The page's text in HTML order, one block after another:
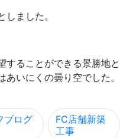
ました。
することができる景勝地と
いにくの曇り空でした。
ブログ
FC店舗新築
工事